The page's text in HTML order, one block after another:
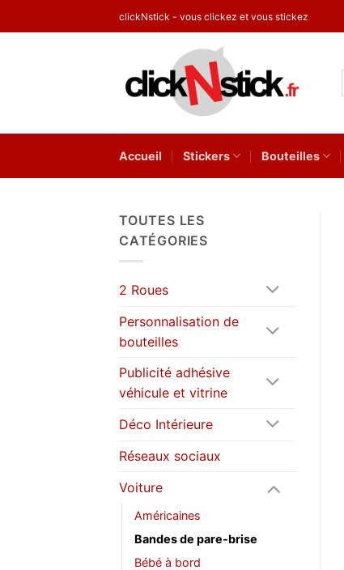
au
clickNstick - vous clickez et vous stickez
Accueil Stickers Bouteilles
TOUTES LES
CATÉGORIES
2 Roues
Personnalisation de
bouteilles
Publicité adhésive
véhicule et vitrine
Déco Intérieure
Réseaux sociaux
Voiture
Américaines
Bandes de pare-brise
Bébé à bord